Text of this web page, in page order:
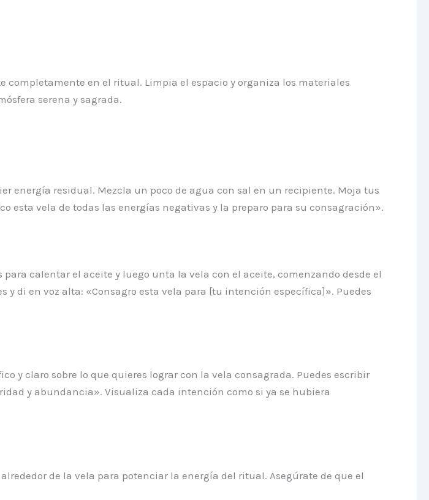
en el ritual. Limpia el espacio y organiza los materiales
serena y sagrada.
energía residual. Mezcla un poco de agua con sal en un recipiente. Moja tus
esta vela de todas las energías negativas y la preparo para su consagración».
calentar el aceite y luego unta la vela con el aceite, comenzando desde el
di en voz alta: «Consagro esta vela para [tu intención específica]». Puedes
y claro sobre lo que quieres lograr con la vela consagrada. Puedes escribir
y abundancia». Visualiza cada intención como si ya se hubiera
de la vela para potenciar la energía del ritual. Asegúrate de que el